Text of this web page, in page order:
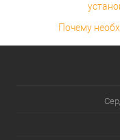
Почему